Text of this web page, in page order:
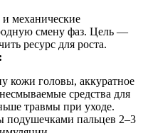
механические
смену фаз. Цель —
ресурс для роста.
кожи головы, аккуратное
средства для
травмы при уходе.
пальцев 2–3